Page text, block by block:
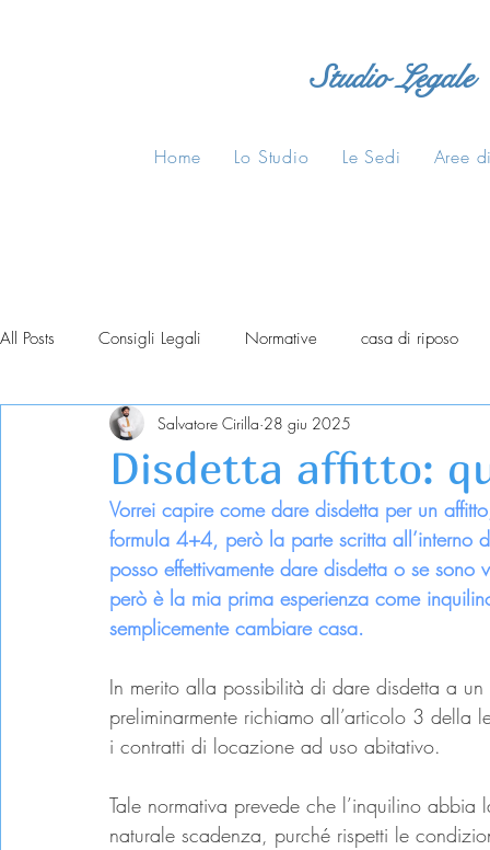
Studio Legale
Home Lo Studio Le Sedi Aree
All Posts Consigli Legali Normative casa di riposo
Disdetta affitto:
Salvatore Cirilla 28 giu 2025
Vorrei capire come dare disdetta per un
formula 4+4, però la parte scritta
posso effettivamente dare disdetta o se
però è la mia prima esperienza come
semplicemente cambiare casa.
In merito alla possibilità di dare disdetta a
preliminarmente richiamo all’articolo 3
i contratti di locazione ad uso abitativo.
Tale normativa prevede che l’inquilino
naturale scadenza, purché rispetti le